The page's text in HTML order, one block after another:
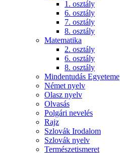
1. osztály
6. osztály
7. osztály
8. osztály
Matematika
2. osztály
6. osztály
8. osztály
Mindentudás Egyeteme
Német nyelv
Olasz nyelv
Olvasás
Polgári nevelés
Rajz
Szlovák Irodalom
Szlovák nyelv
Természetismeret